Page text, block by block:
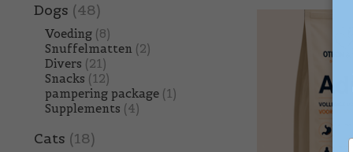
Dogs (48)
Voeding (8)
Snuffelmatten (2)
Divers (21)
Snacks (12)
pampering package (1)
Supplements (4)
Cats (18)